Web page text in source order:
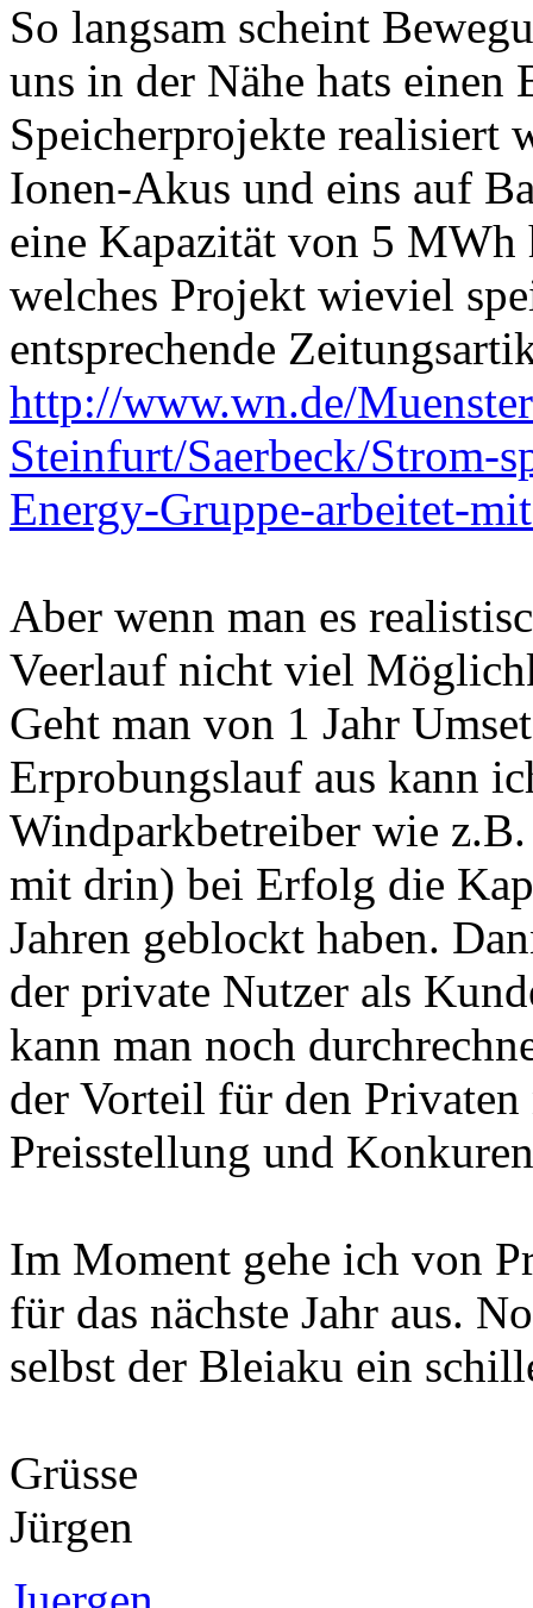
So langsam scheint
uns in der Nähe hats
Speicherprojekte realisiert
Ionen-Akus und eins auf
eine Kapazität von 5
welches Projekt wieviel
entsprechende
http://www.wn.de/
Steinfurt/Saerbeck/Strom-
Energy-Gruppe-arbeitet-
Aber wenn man es
Veerlauf nicht viel
Geht man von 1 Jahr
Erprobungslauf aus kann
Windparkbetreiber wie
mit drin) bei Erfolg die
Jahren geblockt haben.
der private Nutzer als
kann man noch
der Vorteil für den
Preisstellung und
Im Moment gehe ich von
für das nächste Jahr aus.
selbst der Bleiaku ein
Grüsse
Jürgen